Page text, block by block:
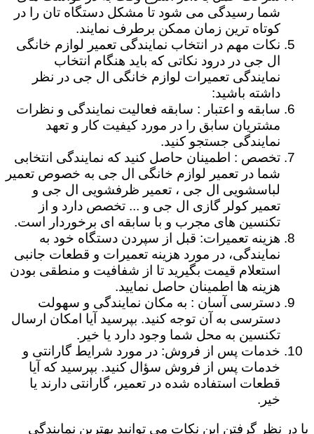
شما رسیدگی می شود تا مشکل دستگاه تان را در
کوتاه ترین زمان ممکن برطرف نمایند.
نکات مهم در انتخاب نمایندگی تعمیر لوازم خانگی
ال جی در درود نکاتی که باید هنگام انتخاب
نمایندگی تعمیرات لوازم خانگی ال جی در نظر
داشته باشید:
سابقه و اعتبار : سابقه فعالیت نمایندگی و نظرات
مشتریان سابق را در مورد کیفیت کار و تعهد
نمایندگی جستجو کنید.
تخصص : اطمینان حاصل کنید که نمایندگی انتخابی
شما در تعمیر لوازم خانگی ال جی به خصوص تعمیر
لباسشویی ال جی ، تعمیر ظرفشویی ال جی و
تعمیر کولر گازی ال جی و ... تخصص دارد و از
تکنسین های مجرب و با سابقه ای برخوردار است.
هزینه تعمیرات: قبل از سپردن دستگاه خود به
نمایندگی، در مورد هزینه تعمیرات و قطعات جانبی
استعلام قیمت بگیرید تا از شفافیت و منطقی بودن
هزینه ها اطمینان حاصل نمایید.
دسترسی آسان : به مکان نمایندگی و سهولت
دسترسی به آن توجه کنید. بپرسید آیا امکان ارسال
تکنسین به محل شما وجود دارد یا خیر.
خدمات پس از فروش: در مورد شرایط گارانتی و
خدمات پس از فروش سؤال کنید. بپرسید که آیا
قطعات استفاده شده در تعمیر، گارانتی دارند یا
خیر.
با در نظر گرفتن این نکات می توانید بهترین نمایندگی